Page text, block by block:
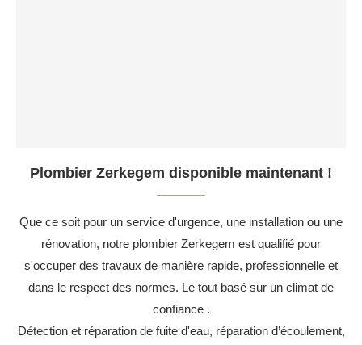
Plombier Zerkegem disponible maintenant !
Que ce soit pour un service d'urgence, une installation ou une
rénovation, notre plombier Zerkegem est qualifié pour
s'occuper des travaux de manière rapide, professionnelle et
dans le respect des normes. Le tout basé sur un climat de
confiance .
Détection et réparation de fuite d'eau, réparation d’écoulement,